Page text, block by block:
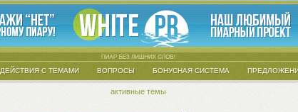
ДЕЙСТВИЯ С ТЕМАМИ ВОПРОСЫ БОНУСНАЯ СИСТЕМА
активные темы